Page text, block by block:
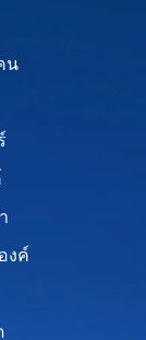
น
งค์